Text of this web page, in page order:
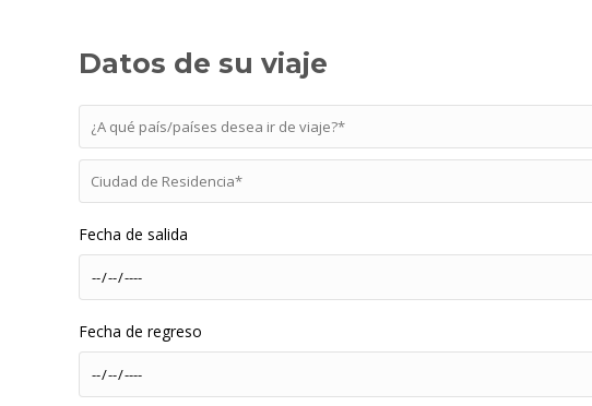
Datos de su viaje
Fecha de salida
Fecha de regreso